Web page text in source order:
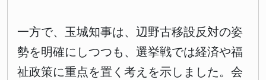
一方で、玉城知事は、辺野古移設反対の姿
勢を明確にしつつも、選挙戦では経済や福
祉政策に重点を置く考えを示しました。会